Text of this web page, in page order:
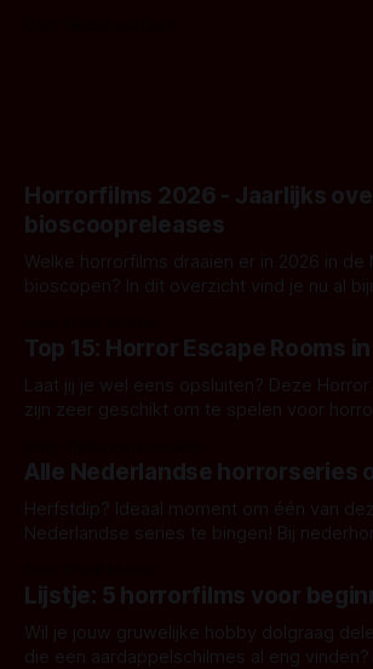
Horrorfilms 2026 - Jaarlijks
bioscoopreleases
Welke horrorfilms draaien er in 2026 in de
bioscopen? In dit overzicht vind je nu al
Top 15: Horror Escape Rooms
Laat jij je wel eens opsluiten? Deze
zijn zeer geschikt om te spelen voor
Alle Nederlandse horrorseries
Herfstdip? Ideaal moment om één van
Nederlandse series te bingen! Bij nederhorror denk je al
Amsterdamned of The Johnsons. Maar
is niet beperkt tot films. Hier een aantal
series uit het duistere of horrorgenre. Als
Lijstje: 5 horrorfilms voor
Wil je jouw gruwelijke hobby dolgraag
die een aardappelschilmes al eng vinden?